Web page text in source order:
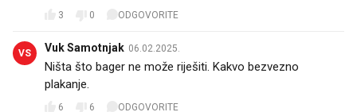
3 0 ODGOVORITE
VS Vuk Samotnjak 06.02.2025.
Ništa što bager ne može riješiti. Kakvo bezvezno
plakanje.
6 6 ODGOVORITE